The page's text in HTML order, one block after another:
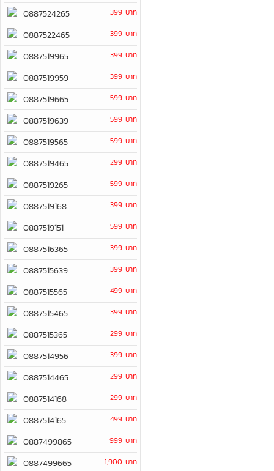
0887524265 399 บาท
0887522465 399 บาท
0887519965 399 บาท
0887519959 399 บาท
0887519665 599 บาท
0887519639 599 บาท
0887519565 599 บาท
0887519465 299 บาท
0887519265 599 บาท
0887519168 399 บาท
0887519151 599 บาท
0887516365 399 บาท
0887515639 399 บาท
0887515565 499 บาท
0887515465 399 บาท
0887515365 299 บาท
0887514956 399 บาท
0887514465 299 บาท
0887514168 299 บาท
0887514165 499 บาท
0887499865 999 บาท
0887499665 1,900 บาท